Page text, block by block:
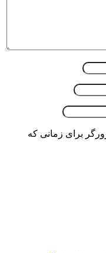
برای زمانی که